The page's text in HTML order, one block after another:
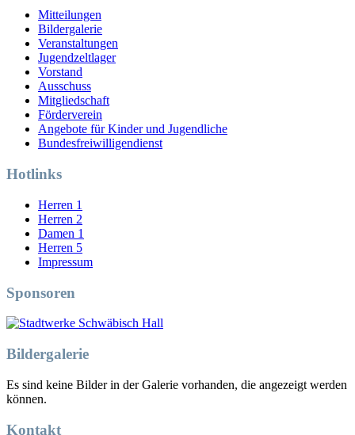
Mitteilungen
Bildergalerie
Veranstaltungen
Jugendzeltlager
Vorstand
Ausschuss
Mitgliedschaft
Förderverein
Angebote für Kinder und Jugendliche
Bundesfreiwilligendienst
Hotlinks
Herren 1
Herren 2
Damen 1
Herren 5
Impressum
Sponsoren
Bildergalerie
Es sind keine Bilder in der Galerie vorhanden, die angezeigt werden
können.
Kontakt